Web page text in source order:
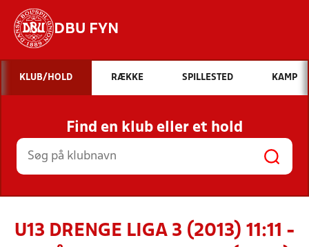
DBU FYN
Hvad vil du søge efter?
INDHOLD OG NYHEDER
STILLINGER, RESULTATER, KLUBBER OG
HOLD
KLUB/HOLD RÆKKE SPILLESTED KAMP
Find en klub eller et hold
U13 DRENGE LIGA 3 (2013) 11:11 -